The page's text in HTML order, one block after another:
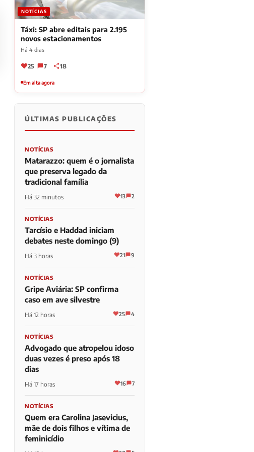
NOTÍCIAS
Táxi: SP abre editais para 2.195
novos estacionamentos
Há 4 dias
25 7 18
Em alta agora
ÚLTIMAS PUBLICAÇÕES
NOTÍCIAS
Matarazzo: quem é o jornalista
que preserva legado da
tradicional família
Há 32 minutos 13 2
NOTÍCIAS
Tarcísio e Haddad iniciam
debates neste domingo (9)
Há 3 horas 21 9
NOTÍCIAS
Gripe Aviária: SP confirma
caso em ave silvestre
Há 12 horas 25 4
NOTÍCIAS
Advogado que atropelou idoso
duas vezes é preso após 18
dias
Há 17 horas 16 7
NOTÍCIAS
Quem era Carolina Jasevicius,
mãe de dois filhos e vítima de
feminicídio